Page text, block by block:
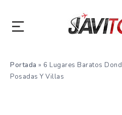
Portada » 6 Lugares Baratos
Posadas Y Villas